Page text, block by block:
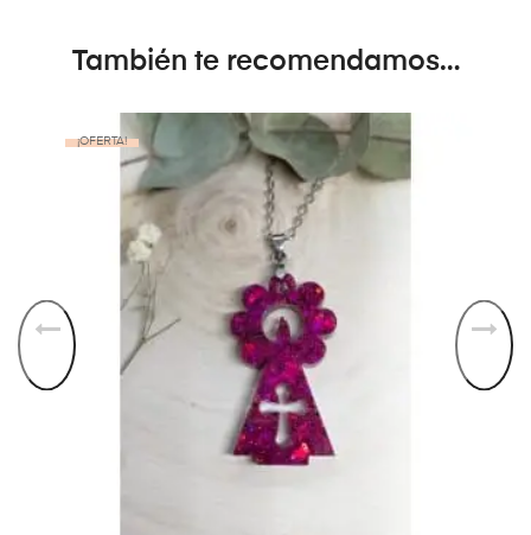
También te recomendamos…
¡OFERTA!